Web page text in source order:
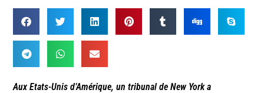
Aux Etats-Unis d’Amérique, un tribunal de New York a